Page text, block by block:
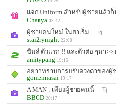
แจก Uniform สำหรับผู้ชายแล้วก็
Chanya 03:42
ผู้ชายคนใหม่ ในฮาเร็ม
stai2rynight 22:00
ซิมส์ ตัวแรก !! และตัวต่อ ๆมา
amitypang 19:15
อยากทราบการปรับดวงตาของผู้
gomennasai 19:17
A MAN : เพียงผู้ชายคนนี้
BBGD 20:17